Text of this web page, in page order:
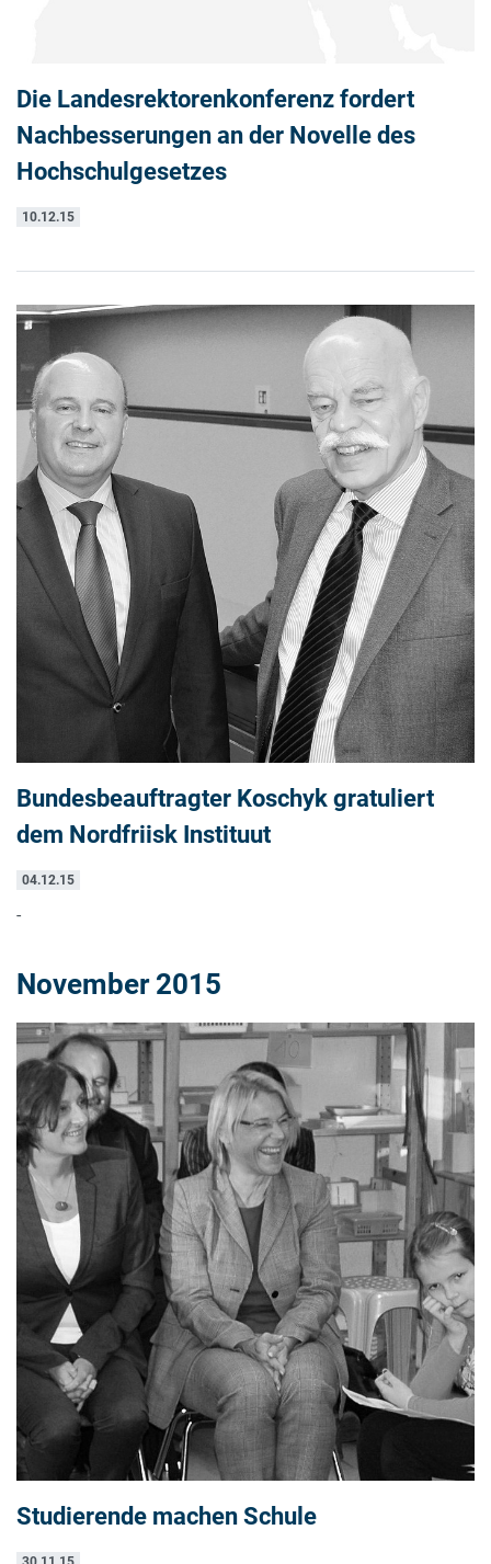
Die Landesrektorenkonferenz fordert
Nachbesserungen an der Novelle des
Hochschulgesetzes
10.12.15
Bundesbeauftragter Koschyk gratuliert
dem Nordfriisk Instituut
04.12.15
-
November 2015
Studierende machen Schule